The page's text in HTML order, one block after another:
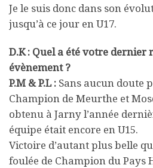
Je le suis donc dans son
jusqu’à ce jour en U17.
D.K : Quel a été votre
évènement ?
P.M & P.L : Sans aucun doute
Champion de Meurthe et
obtenu à Jarny l’année
équipe était encore en U15.
Victoire d’autant plus belle
foulée de Champion du Pays